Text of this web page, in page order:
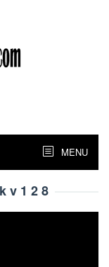
MENU
v 1 2 8